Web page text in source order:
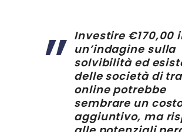
Investire €170,00
un’indagine sulla
solvibilità ed
delle società di
online potrebbe
sembrare un
aggiuntivo, ma